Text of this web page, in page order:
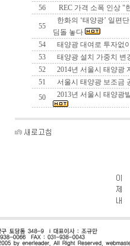
56
REC 가격 소폭 인상 "
55
한화의 ‘태양광’ 일편
딤돌 놓다
54
태양광 대여로 투자없
53
태양광 설치 가중치 변
52
2014년 서울시 태양광
51
서울시 태양광 보조금
50
2013년 서울시 태양광